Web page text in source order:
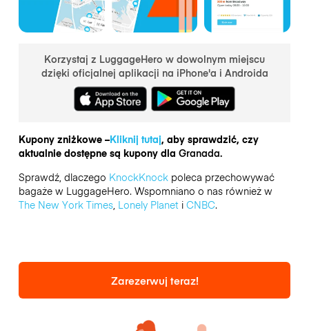
Korzystaj z LuggageHero w dowolnym miejscu
dzięki oficjalnej aplikacji na iPhone'a i Androida
Kupony zniżkowe –Kliknij tutaj, aby sprawdzić, czy
aktualnie dostępne są kupony dla Granada.
Sprawdź, dlaczego KnockKnockpoleca przechowywać
bagaże w LuggageHero. Wspomniano o nas również w
The New York Times, Lonely Planeti CNBC.
Zarezerwuj teraz!